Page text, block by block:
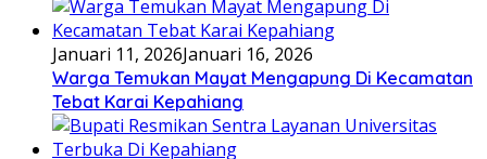
Januari 11, 2026Januari 16, 2026
Warga Temukan Mayat Mengapung Di Kecamatan
Tebat Karai Kepahiang